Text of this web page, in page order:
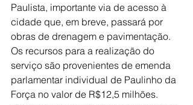
Paulista, importante via de acesso à
cidade que, em breve, passará por
obras de drenagem e pavimentação.
Os recursos para a realização do
serviço são provenientes de emenda
parlamentar individual de Paulinho da
Força no valor de R$12,5 milhões.